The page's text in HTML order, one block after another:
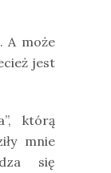
A może
jest
którą
mnie
się